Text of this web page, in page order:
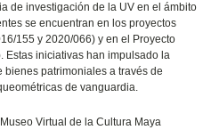
de investigación de la UV en el ámbito
se encuentran en los proyectos
155 y 2020/066) y en el Proyecto
Estas iniciativas han impulsado la
patrimoniales a través de
de vanguardia.
Virtual de la Cultura Maya